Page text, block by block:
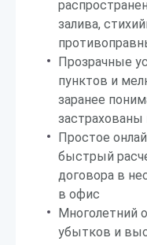
залива,
Прозрачные
пунктов и
заранее
Простое
быстрый
договора в
в офис
Многолетний
убытков и